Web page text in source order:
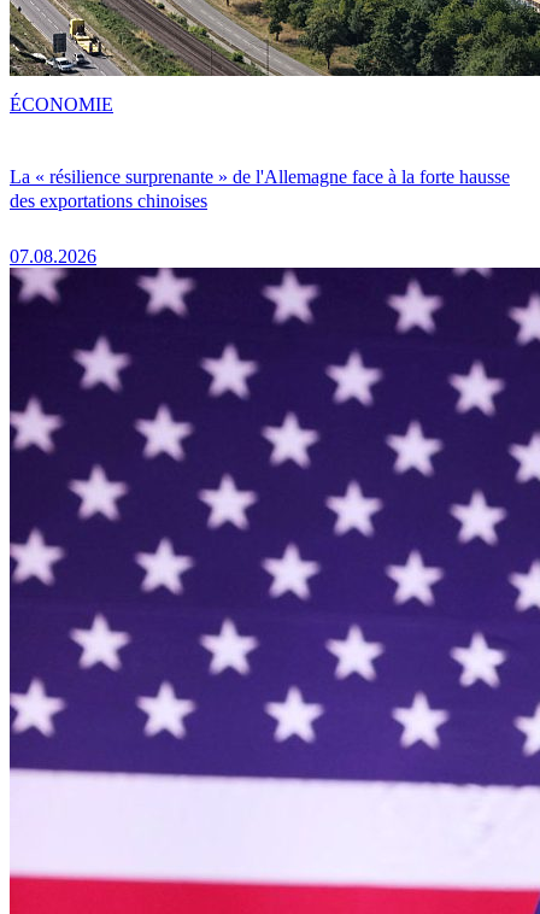
La « résilience surprenante » de l'Allemagne face à la forte hausse
des exportations chinoises
07.08.2026
ÉCONOMIE